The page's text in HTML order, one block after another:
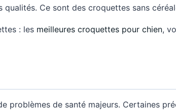
Ce sont des croquettes sans
: les meilleures croquettes pour chien,
problèmes de santé majeurs. Certaines